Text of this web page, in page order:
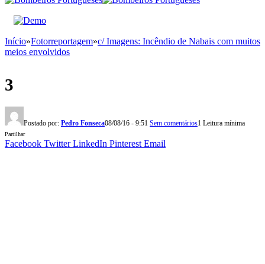
Início»Fotorreportagem»c/ Imagens: Incêndio de Nabais com muitos
meios envolvidos
3
Postado por: Pedro Fonseca08/08/16 - 9:51 Sem comentários1 Leitura mínima
Partilhar
Facebook Twitter LinkedIn Pinterest Email